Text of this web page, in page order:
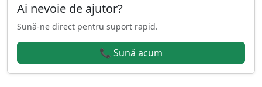
Ai nevoie de ajutor?
Sună-ne direct pentru suport rapid.
📞 Sună acum